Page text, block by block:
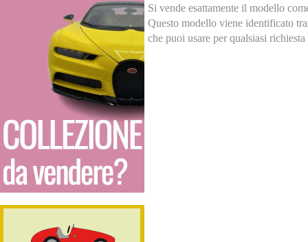
Si vende esattamente il modello
Questo modello viene identificato
che puoi usare per qualsiasi